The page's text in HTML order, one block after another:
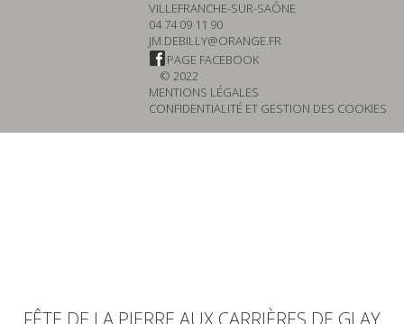
VILLEFRANCHE-SUR-SAÔNE
04 74 09 11 90
JM.DEBILLY@ORANGE.FR
PAGE FACEBOOK
© 2022
MENTIONS LÉGALES
CONFIDENTIALITÉ ET GESTION DES COOKIES
FÊTE DE LA PIERRE AUX CARRIÈRES DE GLAY